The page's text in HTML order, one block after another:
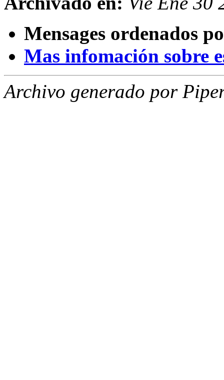
Mensages ordenados
Mas infomación sobre
Archivo generado por